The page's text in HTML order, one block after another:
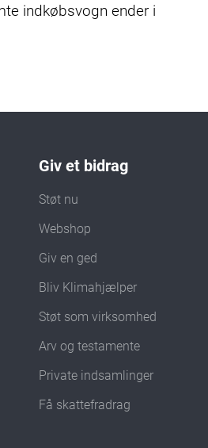
indkøbsvogn ender i
Giv et bidrag
Støt nu
Webshop
Giv en ged
Bliv Klimahjælper
Støt som virksomhed
Arv og testamente
Private indsamlinger
Få skattefradrag